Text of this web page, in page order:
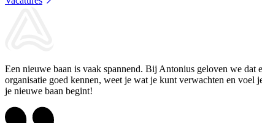
Een nieuwe baan is vaak spannend. Bij Antonius geloven we
organisatie goed kennen, weet je wat je kunt verwachten en voel
je nieuwe baan begint!